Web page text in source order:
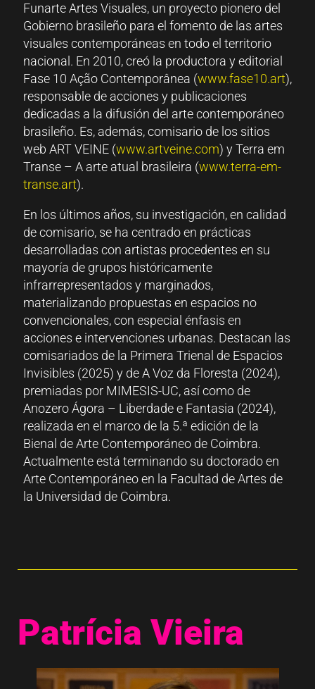
Funarte Artes Visuales, un proyecto pionero del
Gobierno brasileño para el fomento de las artes
visuales contemporáneas en todo el territorio
nacional. En 2010, creó la productora y editorial
Fase 10 Ação Contemporânea (www.fase10.art),
responsable de acciones y publicaciones
dedicadas a la difusión del arte contemporáneo
brasileño. Es, además, comisario de los sitios
web ART VEINE (www.artveine.com) y Terra em
Transe – A arte atual brasileira (www.terra-em-
transe.art).
En los últimos años, su investigación, en calidad
de comisario, se ha centrado en prácticas
desarrolladas con artistas procedentes en su
mayoría de grupos históricamente
infrarrepresentados y marginados,
materializando propuestas en espacios no
convencionales, con especial énfasis en
acciones e intervenciones urbanas. Destacan las
comisariados de la Primera Trienal de Espacios
Invisibles (2025) y de A Voz da Floresta (2024),
premiadas por MIMESIS-UC, así como de
Anozero Ágora – Liberdade e Fantasia (2024),
realizada en el marco de la 5.ª edición de la
Bienal de Arte Contemporáneo de Coimbra.
Actualmente está terminando su doctorado en
Arte Contemporáneo en la Facultad de Artes de
la Universidad de Coimbra.
Patrícia Vieira